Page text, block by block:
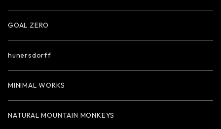
GOAL ZERO
hunersdorff
MINIMAL WORKS
NATURAL MOUNTAIN MONKEYS